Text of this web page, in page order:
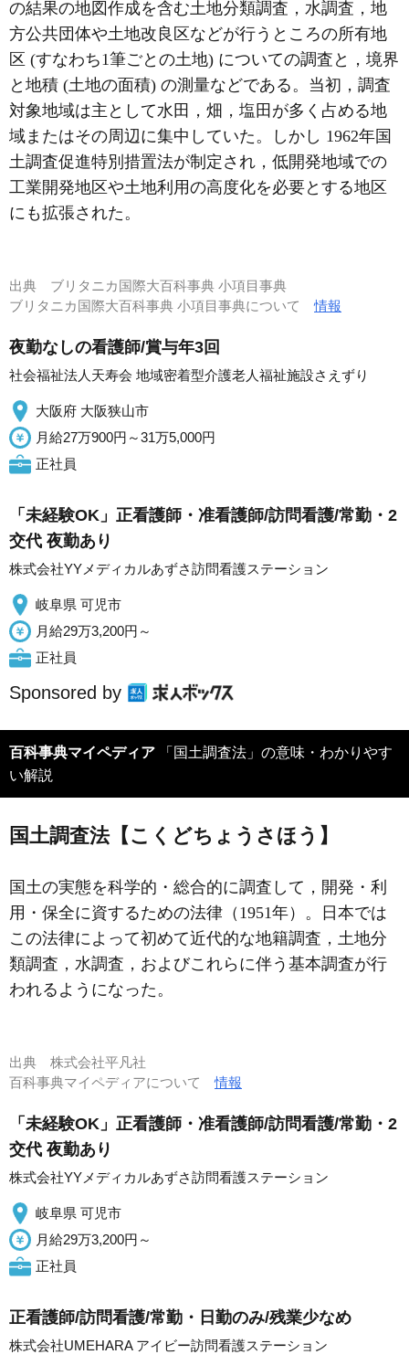
の結果の地図作成を含む土地分類調査，水調査，地
方公共団体や土地改良区などが行うところの所有地
区 (すなわち1筆ごとの土地) についての調査と，境界
と地積 (土地の面積) の測量などである。当初，調査
対象地域は主として水田，畑，塩田が多く占める地
域またはその周辺に集中していた。しかし 1962年国
土調査促進特別措置法が制定され，低開発地域での
工業開発地区や土地利用の高度化を必要とする地区
にも拡張された。
出典 ブリタニカ国際大百科事典 小項目事典
ブリタニカ国際大百科事典 小項目事典について情報
夜勤なしの看護師/賞与年3回
社会福祉法人天寿会 地域密着型介護老人福祉施設さえずり
大阪府 大阪狭山市
月給27万900円～31万5,000円
正社員
「未経験OK」正看護師・准看護師/訪問看護/常勤・2
交代 夜勤あり
株式会社YYメディカルあずさ訪問看護ステーション
岐阜県 可児市
月給29万3,200円～
正社員
Sponsored by
百科事典マイペディア 「国土調査法」の意味・わかりやす
い解説
国土調査法【こくどちょうさほう】
国土の実態を科学的・総合的に調査して，開発・利
用・保全に資するための法律（1951年）。日本では
この法律によって初めて近代的な地籍調査，土地分
類調査，水調査，およびこれらに伴う基本調査が行
われるようになった。
出典 株式会社平凡社
百科事典マイペディアについて情報
「未経験OK」正看護師・准看護師/訪問看護/常勤・2
交代 夜勤あり
株式会社YYメディカルあずさ訪問看護ステーション
岐阜県 可児市
月給29万3,200円～
正社員
正看護師/訪問看護/常勤・日勤のみ/残業少なめ
株式会社UMEHARA アイビー訪問看護ステーション